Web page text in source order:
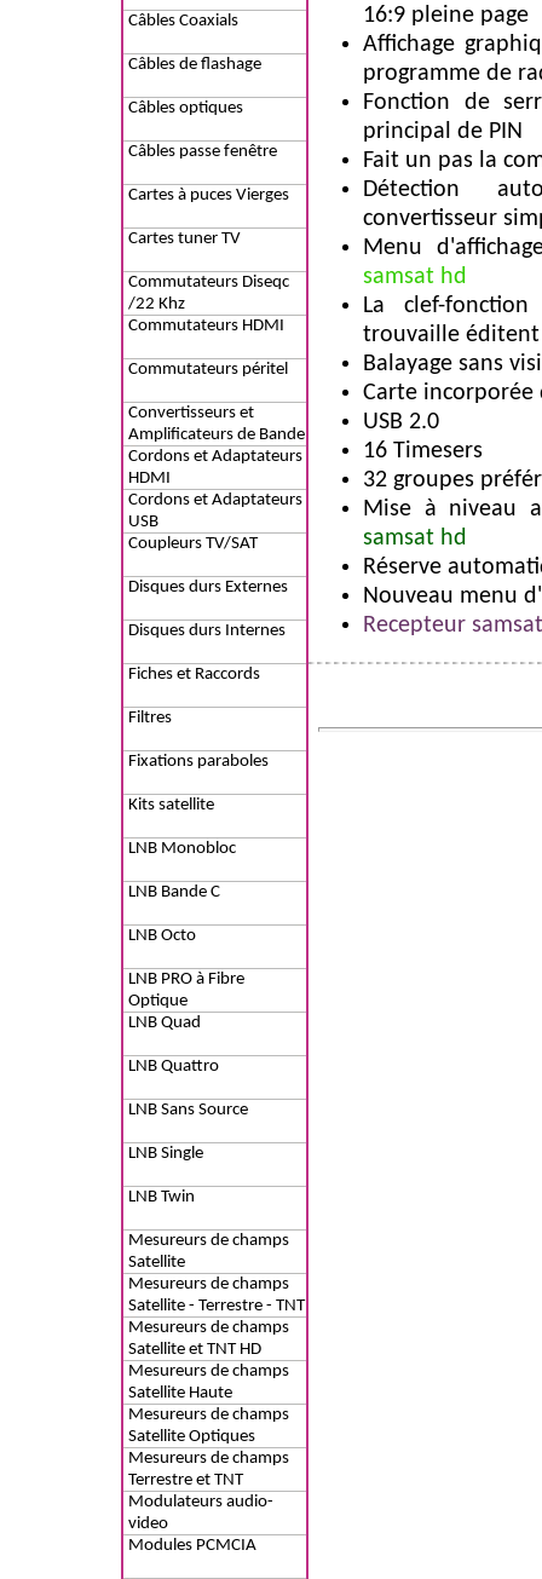
Câbles Coaxials
Câbles de flashage
Câbles optiques
Câbles passe fenêtre
Cartes à puces Vierges
Cartes tuner TV
Commutateurs Diseqc
/22 Khz
Commutateurs HDMI
Commutateurs péritel
Convertisseurs et
Amplificateurs de Bande
Cordons et Adaptateurs
HDMI
Cordons et Adaptateurs
USB
Coupleurs TV/SAT
Disques durs Externes
Disques durs Internes
Fiches et Raccords
Filtres
Fixations paraboles
Kits satellite
LNB Monobloc
LNB Bande C
LNB Octo
LNB PRO à Fibre
Optique
LNB Quad
LNB Quattro
LNB Sans Source
LNB Single
LNB Twin
Mesureurs de champs
Satellite
Mesureurs de champs
Satellite - Terrestre - TNT
Mesureurs de champs
Satellite et TNT HD
Mesureurs de champs
Satellite Haute
Définition
Mesureurs de champs
Satellite Optiques
Mesureurs de champs
Terrestre et TNT
Modulateurs audio-
video
Modules PCMCIA
16:9 pleine page
Affichage
programme de
Fonction de
principal de PIN
Fait un pas la
Détection
convertisseur
Menu
samsat hd
La clef-
trouvaille éditent
Balayage sans
Carte incorporée
USB 2.0
16 Timesers
32 groupes
Mise à niveau
samsat hd
Réserve
Nouveau menu
Recepteur